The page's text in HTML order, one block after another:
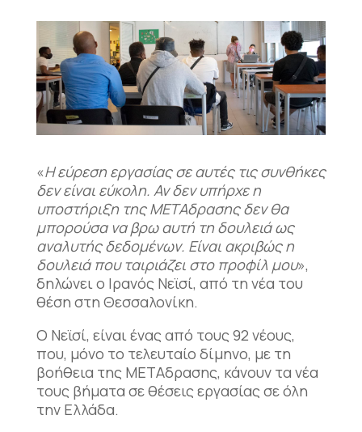
«Η εύρεση εργασίας σε αυτές τις συνθήκες
δεν είναι εύκολη. Αν δεν υπήρχε η
υποστήριξη της ΜΕΤΑδρασης δεν θα
μπορούσα να βρω αυτή τη δουλειά ως
αναλυτής δεδομένων. Είναι ακριβώς η
δουλειά που ταιριάζει στο προφίλ μου»,
δηλώνει ο Ιρανός Νεϊσί, από τη νέα του
θέση στη Θεσσαλονίκη.
Ο Νεϊσί, είναι ένας από τους 92 νέους,
που, μόνο το τελευταίο δίμηνο, με τη
βοήθεια της ΜΕΤΑδρασης, κάνουν τα νέα
τους βήματα σε θέσεις εργασίας σε όλη
την Ελλάδα.